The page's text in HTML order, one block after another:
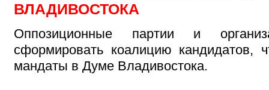
ВЛАДИВОСТОКА
Оппозиционные партии и
сформировать коалицию кандидатов,
мандаты в Думе Владивостока.